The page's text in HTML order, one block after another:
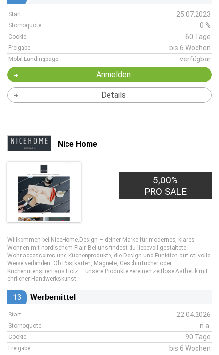
Start 25.07.2023
Stornoquote 0 %
Cookie 60 Tage
Freigabe bis 6 Wochen
Mobil-Landingpage verfügbar
Anmelden
Details
Nice Home
5,00%
PRO SALE
Willkommen bei NiceHome.Design – deiner Marke für modernes, klares
Wohnen mit nordischem Flair. Bei uns findest du liebevoll gestaltete
Wohnaccessoires und Küchenprodukte, die Design und Funktion auf stilvolle
Weise verbinden. Ob Postkarten, Magnete, Geschirrtücher oder
Küchenutensilien aus Holz – unsere Produkte vereinen zeitlose Ästhetik mit
ehrlicher Handwerkskunst.
13 Werbemittel
Start 22.04.2026
Stornoquote n.a.
Cookie 90 Tage
Freigabe bis 6 Wochen